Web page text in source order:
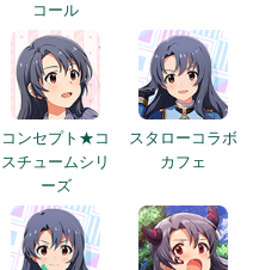
コール
コンセプト★コ
スチュームシリ
ーズ
スタローコラボ
カフェ